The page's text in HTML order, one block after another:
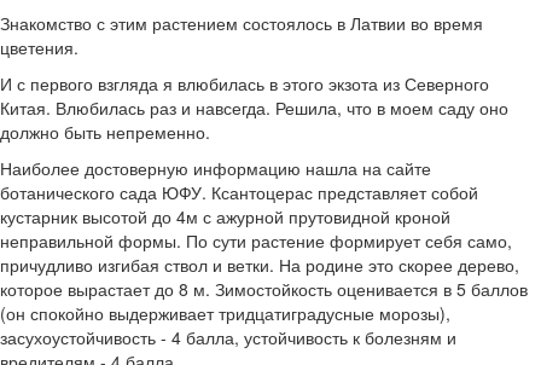
Знакомство с этим растением состоялось в Латвии во время
цветения.
И с первого взгляда я влюбилась в этого экзота из Северного
Китая. Влюбилась раз и навсегда. Решила, что в моем саду оно
должно быть непременно.
Наиболее достоверную информацию нашла на сайте
ботанического сада ЮФУ. Ксантоцерас представляет собой
кустарник высотой до 4м с ажурной прутовидной кроной
неправильной формы. По сути растение формирует себя само,
причудливо изгибая ствол и ветки. На родине это скорее дерево,
которое вырастает до 8 м. Зимостойкость оценивается в 5 баллов
(он спокойно выдерживает тридцатиградусные морозы),
засухоустойчивость - 4 балла, устойчивость к болезням и